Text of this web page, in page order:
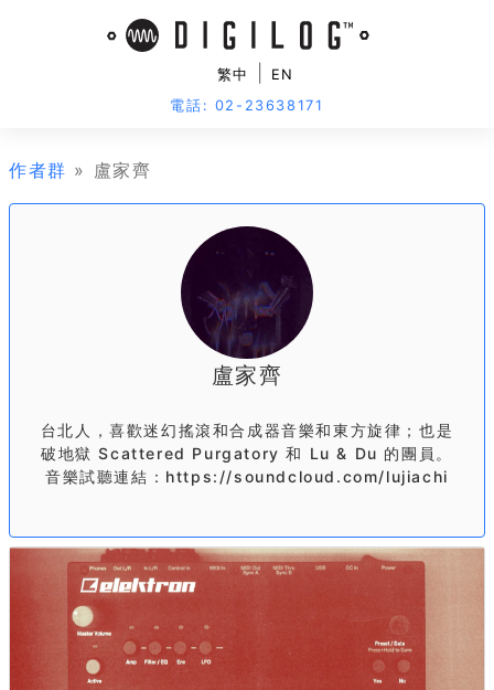
繁中
EN
電話: 02-23638171
作者群 » 盧家齊
盧家齊
台北人，喜歡迷幻搖滾和合成器音樂和東方旋律；也是
破地獄 Scattered Purgatory 和 Lu & Du 的團員。
音樂試聽連結：https://soundcloud.com/lujiachi